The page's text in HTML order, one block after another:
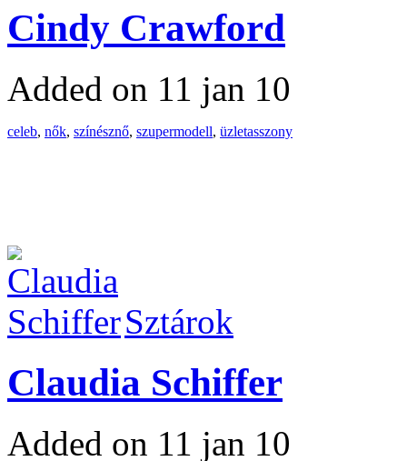
Cindy Crawford
Added on 11 jan 10
celeb, nők, színésznő, szupermodell, üzletasszony
Sztárok
Claudia Schiffer
Added on 11 jan 10